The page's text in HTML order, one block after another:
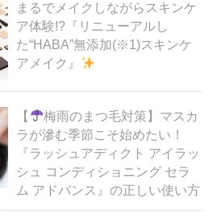
まるでメイクしながらスキンケ
ア体験!?『リニューアルし
た“HABA”無添加(※1)スキンケ
アメイク』
【
梅雨のまつ毛対策】マスカ
ラが滲む季節こそ始めたい！
『ラッシュアディクト アイラッ
シュ コンディショニング セラ
ム アドバンス』の正しい使い方